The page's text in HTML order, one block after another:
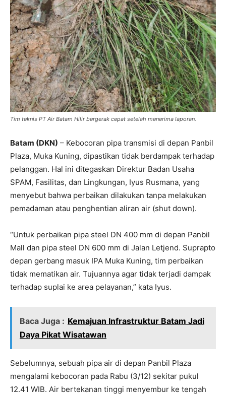
Tim teknis PT Air Batam Hilir bergerak cepat setelah menerima laporan.
Batam (DKN) – Kebocoran pipa transmisi di depan Panbil
Plaza, Muka Kuning, dipastikan tidak berdampak terhadap
pelanggan. Hal ini ditegaskan Direktur Badan Usaha
SPAM, Fasilitas, dan Lingkungan, Iyus Rusmana, yang
menyebut bahwa perbaikan dilakukan tanpa melakukan
pemadaman atau penghentian aliran air (shut down).
“Untuk perbaikan pipa steel DN 400 mm di depan Panbil
Mall dan pipa steel DN 600 mm di Jalan Letjend. Suprapto
depan gerbang masuk IPA Muka Kuning, tim perbaikan
tidak mematikan air. Tujuannya agar tidak terjadi dampak
terhadap suplai ke area pelayanan,” kata Iyus.
Baca Juga : Kemajuan Infrastruktur Batam Jadi
Daya Pikat Wisatawan
Sebelumnya, sebuah pipa air di depan Panbil Plaza
mengalami kebocoran pada Rabu (3/12) sekitar pukul
12.41 WIB. Air bertekanan tinggi menyembur ke tengah